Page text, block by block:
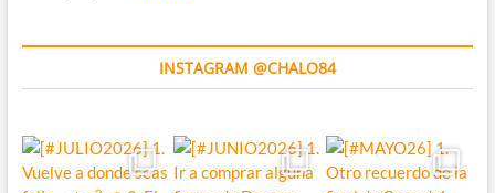
INSTAGRAM @CHALO84